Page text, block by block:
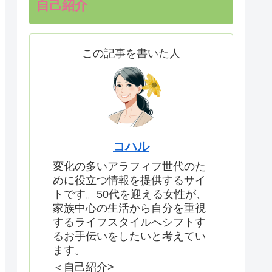
自己紹介
この記事を書いた人
コハル
変化の多いアラフィフ世代のた
めに役立つ情報を提供するサイ
トです。50代を迎える女性が、
家族中心の生活から自分を重視
するライフスタイルへシフトす
るお手伝いをしたいと考えてい
ます。
＜自己紹介>